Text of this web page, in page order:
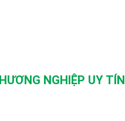
NGHIỆP UY TÍN